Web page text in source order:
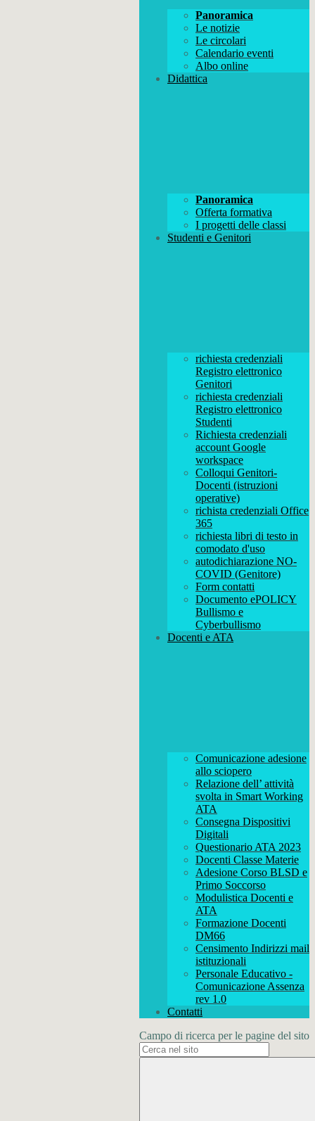
Panoramica
Le notizie
Le circolari
Calendario eventi
Albo online
Didattica
Panoramica
Offerta formativa
I progetti delle classi
Studenti e Genitori
richiesta credenziali
Registro elettronico
Genitori
richiesta credenziali
Registro elettronico
Studenti
Richiesta credenziali
account Google
workspace
Colloqui Genitori-
Docenti (istruzioni
operative)
richista credenziali Office
365
richiesta libri di testo in
comodato d'uso
autodichiarazione NO-
COVID (Genitore)
Form contatti
Documento ePOLICY
Bullismo e
Cyberbullismo
Docenti e ATA
Comunicazione adesione
allo sciopero
Relazione dell’ attività
svolta in Smart Working
ATA
Consegna Dispositivi
Digitali
Questionario ATA 2023
Docenti Classe Materie
Adesione Corso BLSD e
Primo Soccorso
Modulistica Docenti e
ATA
Formazione Docenti
DM66
Censimento Indirizzi mail
istituzionali
Personale Educativo -
Comunicazione Assenza
rev 1.0
Contatti
Campo di ricerca per le pagine del sito